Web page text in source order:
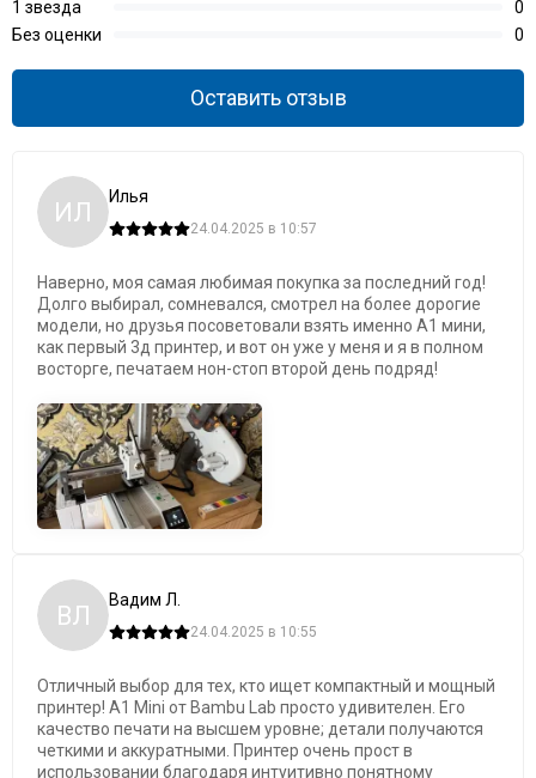
ИЛ Илья
24.04.2025 в 10:57
Наверно, моя самая любимая покупка за последний год!
Долго выбирал, сомневался, смотрел на более дорогие
модели, но друзья посоветовали взять именно A1 мини,
как первый 3д принтер, и вот он уже у меня и я в полном
восторге, печатаем нон-стоп второй день подряд!
ВЛ Вадим Л.
24.04.2025 в 10:55
Отличный выбор для тех, кто ищет компактный и мощный
принтер! A1 Mini от Bambu Lab просто удивителен. Его
качество печати на высшем уровне; детали получаются
четкими и аккуратными. Принтер очень прост в
использовании благодаря интуитивно понятному
1 звезда
0
Без оценки
0
Оставить отзыв